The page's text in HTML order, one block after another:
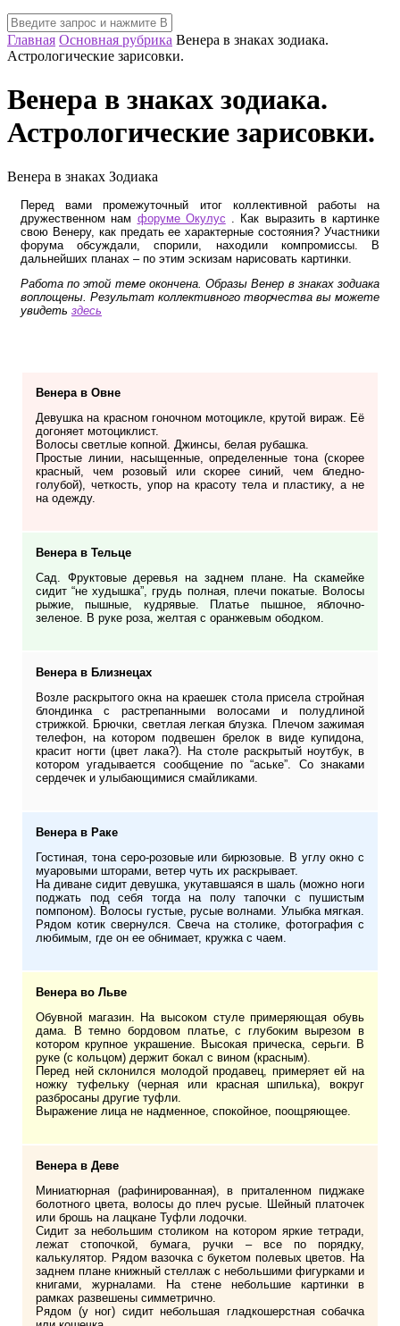
Главная Основная рубрика Венера в знаках зодиака.
Астрологические зарисовки.
Венера в знаках зодиака.
Астрологические зарисовки.
Венера в знаках Зодиака
Перед вами промежуточный итог коллективной работы на
дружественном нам форуме Окулус . Как выразить в картинке
свою Венеру, как предать ее характерные состояния? Участники
форума обсуждали, спорили, находили компромиссы. В
дальнейших планах – по этим эскизам нарисовать картинки.
Работа по этой теме окончена. Образы Венер в знаках зодиака
воплощены. Результат коллективного творчества вы можете
увидеть здесь
Венера в Овне
Девушка на красном гоночном мотоцикле, крутой вираж. Её
догоняет мотоциклист.
Волосы светлые копной. Джинсы, белая рубашка.
Простые линии, насыщенные, определенные тона (скорее
красный, чем розовый или скорее синий, чем бледно-
голубой), четкость, упор на красоту тела и пластику, а не
на одежду.
Венера в Тельце
Сад. Фруктовые деревья на заднем плане. На скамейке
сидит “не худышка”, грудь полная, плечи покатые. Волосы
рыжие, пышные, кудрявые. Платье пышное, яблочно-
зеленое. В руке роза, желтая с оранжевым ободком.
Венера в Близнецах
Возле раскрытого окна на краешек стола присела стройная
блондинка с растрепанными волосами и полудлиной
стрижкой. Брючки, светлая легкая блузка. Плечом зажимая
телефон, на котором подвешен брелок в виде купидона,
красит ногти (цвет лака?). На столе раскрытый ноутбук, в
котором угадывается сообщение по “аське”. Со знаками
сердечек и улыбающимися смайликами.
Венера в Раке
Гостиная, тона серо-розовые или бирюзовые. В углу окно с
муаровыми шторами, ветер чуть их раскрывает.
На диване сидит девушка, укутавшаяся в шаль (можно ноги
поджать под себя тогда на полу тапочки с пушистым
помпоном). Волосы густые, русые волнами. Улыбка мягкая.
Рядом котик свернулся. Свеча на столике, фотография с
любимым, где он ее обнимает, кружка с чаем.
Венера во Льве
Обувной магазин. На высоком стуле примеряющая обувь
дама. В темно бордовом платье, с глубоким вырезом в
котором крупное украшение. Высокая прическа, серьги. В
руке (с кольцом) держит бокал с вином (красным).
Перед ней склонился молодой продавец, примеряет ей на
ножку туфельку (черная или красная шпилька), вокруг
разбросаны другие туфли.
Выражение лица не надменное, спокойное, поощряющее.
Венера в Деве
Миниатюрная (рафинированная), в приталенном пиджаке
болотного цвета, волосы до плеч русые. Шейный платочек
или брошь на лацкане Туфли лодочки.
Сидит за небольшим столиком на котором яркие тетради,
лежат стопочкой, бумага, ручки – все по порядку,
калькулятор. Рядом вазочка с букетом полевых цветов. На
заднем плане книжный стеллаж с небольшими фигурками и
книгами, журналами. На стене небольшие картинки в
рамках развешены симметрично.
Рядом (у ног) сидит небольшая гладкошерстная собачка